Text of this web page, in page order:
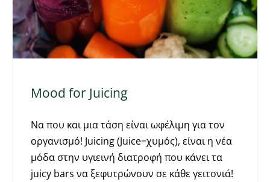
Mood for Juicing
Να που και μια τάση είναι ωφέλιμη για τον
οργανισμό! Juicing (Juice=χυμός), είναι η νέα
μόδα στην υγιεινή διατροφή που κάνει τα
juicy bars να ξεφυτρώνουν σε κάθε γειτονιά!